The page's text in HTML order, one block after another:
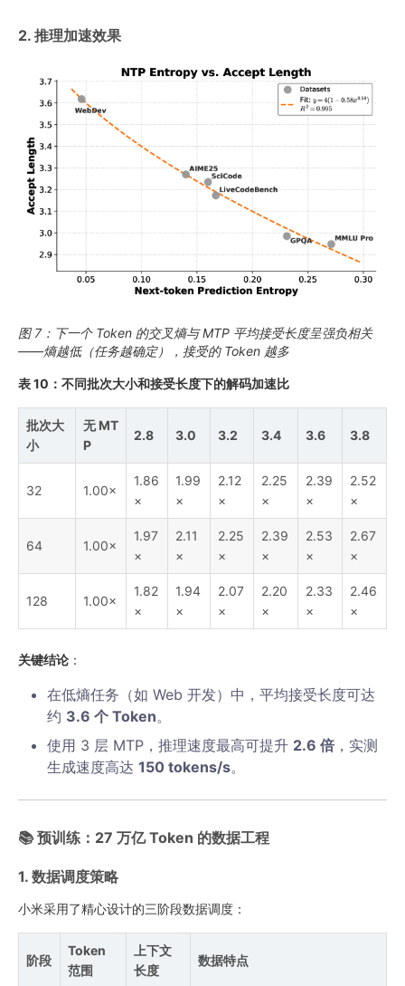
2. 推理加速效果
图 7：下一个 Token 的交叉熵与 MTP 平均接受长度呈强负相关
——熵越低（任务越确定），接受的 Token 越多
表 10：不同批次大小和接受长度下的解码加速比
批次大
小
无 MT
P
2.8 3.0 3.2 3.4 3.6 3.8
32 1.00×
1.86
×
1.99
×
2.12
×
2.25
×
2.39
×
2.52
×
64 1.00×
1.97
×
2.11
×
2.25
×
2.39
×
2.53
×
2.67
×
128 1.00×
1.82
×
1.94
×
2.07
×
2.20
×
2.33
×
2.46
×
关键结论 ：
在低熵任务（如 Web 开发）中，平均接受长度可达
约 3.6 个 Token。
使用 3 层 MTP，推理速度最高可提升 2.6 倍 ，实测
生成速度高达 150 tokens/s。
📚 预训练：27 万亿 Token 的数据工程
1. 数据调度策略
小米采用了精心设计的三阶段数据调度：
阶段
Token
范围
上下文
长度
数据特点